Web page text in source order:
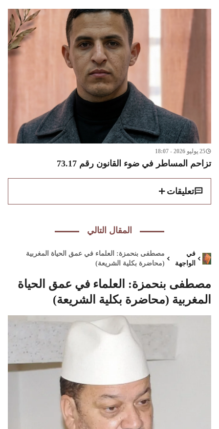
25 يوليو 2026 - 18:07
تزاحم المساطر في ضوء القانون رقم 73.17
تعليقات
المقال التالي
في
الواجهة
مصطفى بنحمزة: العلماء في عمق الحياة المغربية
(محاضرة بكلية الشريعة)
مصطفى بنحمزة: العلماء في عمق الحياة
المغربية (محاضرة بكلية الشريعة)